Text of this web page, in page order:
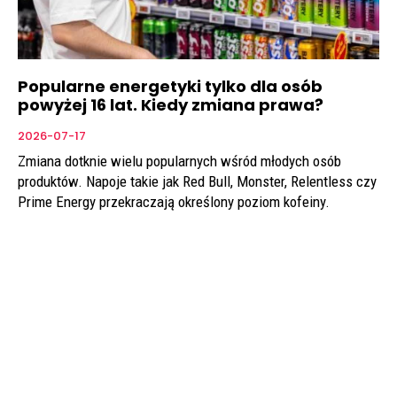
Popularne energetyki tylko dla osób
powyżej 16 lat. Kiedy zmiana prawa?
2026-07-17
Zmiana dotknie wielu popularnych wśród młodych osób
produktów. Napoje takie jak Red Bull, Monster, Relentless czy
Prime Energy przekraczają określony poziom kofeiny.